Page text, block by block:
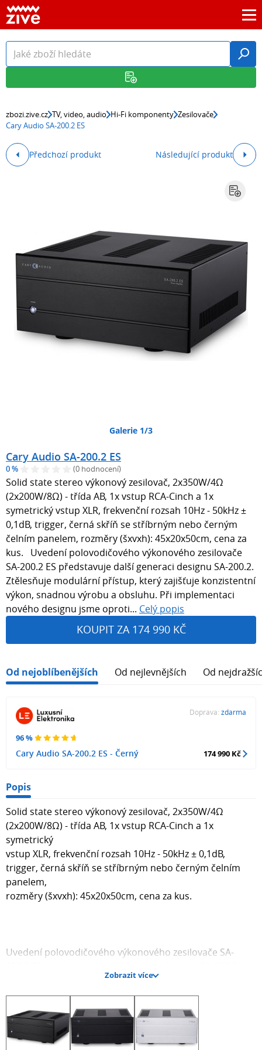
zbozi.zive.cz TV, video, audio Hi-Fi komponenty Zesilovače
Cary Audio SA-200.2 ES
Předchozí produkt Následující produkt
Galerie 1/3
Cary Audio SA-200.2 ES
0 % (0 hodnocení)
Solid state stereo výkonový zesilovač, 2x350W/4Ω
(2x200W/8Ω) - třída AB, 1x vstup RCA-Cinch a 1x
symetrický vstup XLR, frekvenční rozsah 10Hz - 50kHz ±
0,1dB, trigger, černá skříň se stříbrným nebo černým
čelním panelem, rozměry (šxvxh): 45x20x50cm, cena za
kus. Uvedení polovodičového výkonového zesilovače
SA-200.2 ES představuje další generaci designu SA-200.2.
Ztělesňuje modulární přístup, který zajišťuje konzistentní
výkon, snadnou výrobu a obsluhu. Při implementaci
nového designu jsme oproti... Celý popis
KOUPIT ZA 174 990 KČ
Od nejoblíbenějších Od nejlevnějších Od
96 %
Cary Audio SA-200.2 ES - Černý
Doprava: zdarma
174 990 Kč
Popis
Solid state stereo výkonový zesilovač, 2x350W/4Ω
(2x200W/8Ω) - třída AB, 1x vstup RCA-Cinch a 1x
symetrický
vstup XLR, frekvenční rozsah 10Hz - 50kHz ± 0,1dB,
trigger, černá skříň se stříbrným nebo černým čelním
panelem,
rozměry (šxvxh): 45x20x50cm, cena za kus.
Uvedení polovodičového výkonového zesilovače SA-
Ztělesňuje modulární přístup, který zajišťuje konzistentní
výkon, snadnou výrobu a obsluhu. Při implementaci
nového designu jsme oproti předchozímu modelu
výrazně zlepšili výkon a kapacitu zvládání proudu, a to
při zachování nejvyšší úrovně zvukové kvality.
Zobrazit více